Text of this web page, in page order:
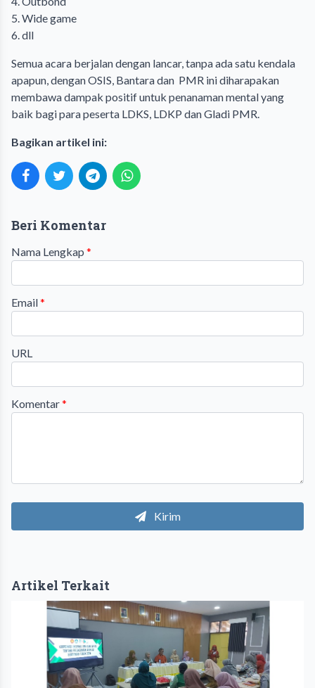
5. Wide game
6. dll
Semua acara berjalan dengan lancar, tanpa ada satu kendala
apapun, dengan OSIS, Bantara dan PMR ini diharapakan
membawa dampak positif untuk penanaman mental yang
baik bagi para peserta LDKS, LDKP dan Gladi PMR.
Bagikan artikel ini:
Beri Komentar
Nama Lengkap *
Email*
URL
Komentar*
Kirim
Artikel Terkait